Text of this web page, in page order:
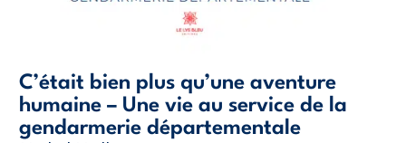
C’était bien plus qu’une aventure
humaine – Une vie au service de la
gendarmerie départementale